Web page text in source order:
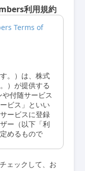
利用規約
Terms of
。）は、株式
）が提供する
付随サービス
ビス」といい
ービスに登録
ー（以下「利
めるもので
立
ェックして、お